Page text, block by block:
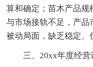
算和确定；苗木产品规
与市场接轨不足，产
被动局面，缺乏稳定、
三、20xx年度经营